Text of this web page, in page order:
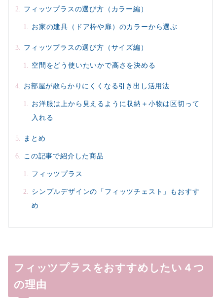
フィッツプラスの選び方（カラー編）
お家の建具（ドア枠や扉）のカラーから選ぶ
フィッツプラスの選び方（サイズ編）
空間をどう使いたいかで高さを決める
お部屋が散らかりにくくなる引き出し活用法
お洋服は上から見えるように収納＋小物は区切って
入れる
まとめ
この記事で紹介した商品
フィッツプラス
シンプルデザインの「フィッツチェスト」もおすす
め
フィッツプラスをおすすめしたい４つ
の理由